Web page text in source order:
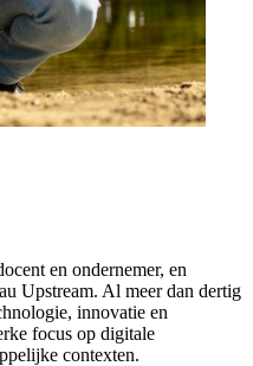
en ondernemer, en
Upstream. Al meer dan dertig
innovatie en
focus op digitale
contexten.